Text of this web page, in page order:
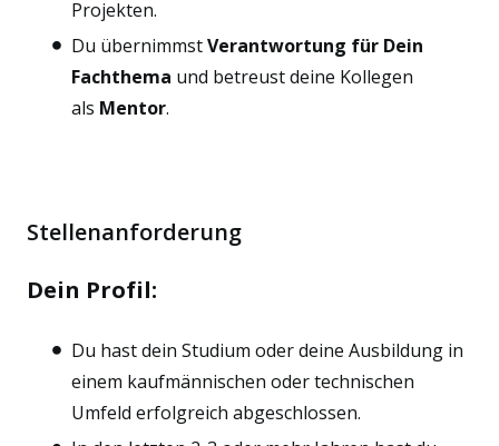
Projekten.
Du übernimmstVerantwortung für Dein
Fachthema und betreust deine Kollegen
als Mentor.
Stellenanforderung
Dein Profil:
Du hast dein Studium oder deine Ausbildung in
einem kaufmännischen oder technischen
Umfeld erfolgreich abgeschlossen.